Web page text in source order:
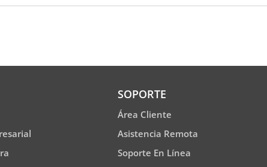
SOPORTE
Área Cliente
Asistencia Remota
Soporte En Línea